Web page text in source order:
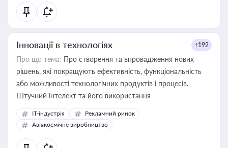
Інновації в технологіях +192
Про що тема: Про створення та впровадження нових
рішень, які покращують ефективність, функціональність
або можливості технологічних продуктів і процесів.
Штучний інтелект та його використання
IT-індустрія
Рекламний ринок
Авіакосмічне виробництво